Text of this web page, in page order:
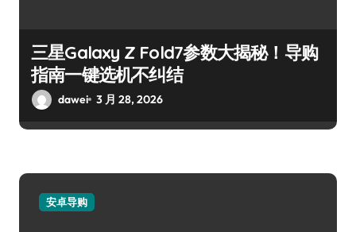
三星Galaxy Z Fold7参数大揭秘！导购
指南一键选机不纠结
dawei 3 月 28, 2026
安卓导购